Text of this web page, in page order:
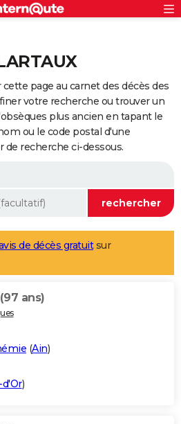
page au carnet des décès des
votre recherche ou trouver un
plus ancien en tapant le
ou le code postal d'une
recherche ci-dessous.
de décès gratuitsur
(97 ans)
(Ain)
)